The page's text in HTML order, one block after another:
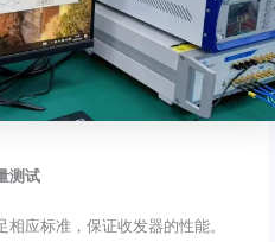
测试
应标准，保证收发器的性能。